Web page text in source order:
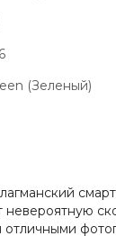
(Зеленый)
невероятную